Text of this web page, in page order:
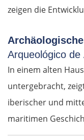
zeigen die
Arqueológico de
In einem alten
untergebracht,
iberischer und
maritimen